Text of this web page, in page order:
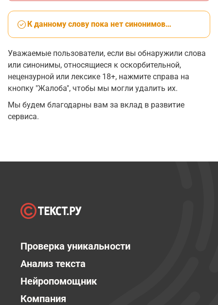
К данному слову пока нет синонимов…
Уважаемые пользователи, если вы обнаружили слова
или синонимы, относящиеся к оскорбительной,
нецензурной или лексике 18+, нажмите справа на
кнопку "Жалоба", чтобы мы могли удалить их.
Мы будем благодарны вам за вклад в развитие
сервиса.
Проверка уникальности
Анализ текста
Нейропомощник
Компания